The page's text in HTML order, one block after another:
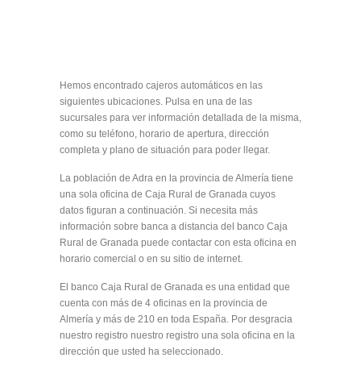
Hemos encontrado cajeros automáticos en las
siguientes ubicaciones. Pulsa en una de las
sucursales para ver información detallada de la misma,
como su teléfono, horario de apertura, dirección
completa y plano de situación para poder llegar.
La población de Adra en la provincia de Almería tiene
una sola oficina de Caja Rural de Granada cuyos
datos figuran a continuación. Si necesita más
información sobre banca a distancia del banco Caja
Rural de Granada puede contactar con esta oficina en
horario comercial o en su sitio de internet.
El banco Caja Rural de Granada es una entidad que
cuenta con más de 4 oficinas en la provincia de
Almería y más de 210 en toda España. Por desgracia
nuestro registro nuestro registro una sola oficina en la
dirección que usted ha seleccionado.